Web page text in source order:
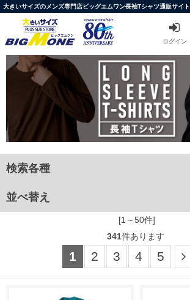
大きいサイズのメンズ専門店ビッグエムワン長袖Tシャツ通販サイ
ログイン
検索各種
並べ替え
[1～50件]
341件あります
1 2 3 4 5